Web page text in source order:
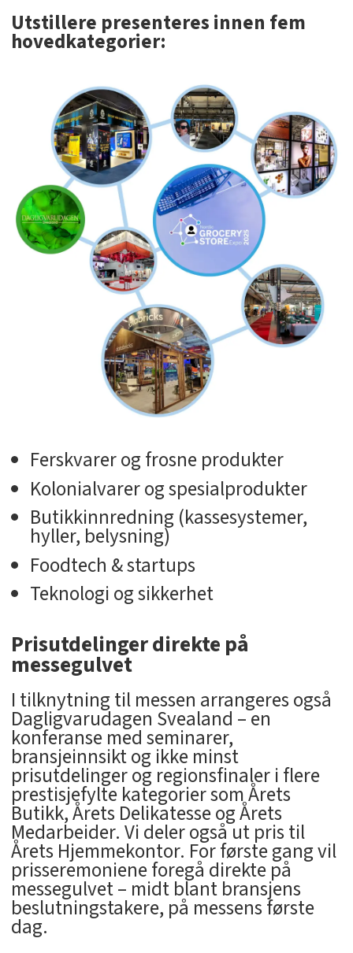
Utstillere presenteres innen fem
hovedkategorier:
Ferskvarer og frosne produkter
Kolonialvarer og spesialprodukter
Butikkinnredning (kassesystemer,
hyller, belysning)
Foodtech & startups
Teknologi og sikkerhet
Prisutdelinger direkte på
messegulvet
I tilknytning til messen arrangeres også
Dagligvarudagen Svealand – en
konferanse med seminarer,
bransjeinnsikt og ikke minst
prisutdelinger og regionsfinaler i flere
prestisjefylte kategorier som Årets
Butikk, Årets Delikatesse og Årets
Medarbeider. Vi deler også ut pris til
Årets Hjemmekontor. For første gang vil
prisseremoniene foregå direkte på
messegulvet – midt blant bransjens
beslutningstakere, på messens første
dag.